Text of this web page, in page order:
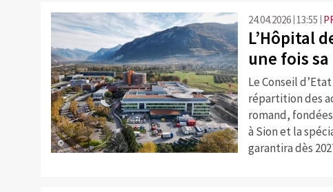
©
24.04.2026 13:55
L’Hôpital
une fois
Le Conseil
répartition des
romand,
à Sion et la
garantira dès